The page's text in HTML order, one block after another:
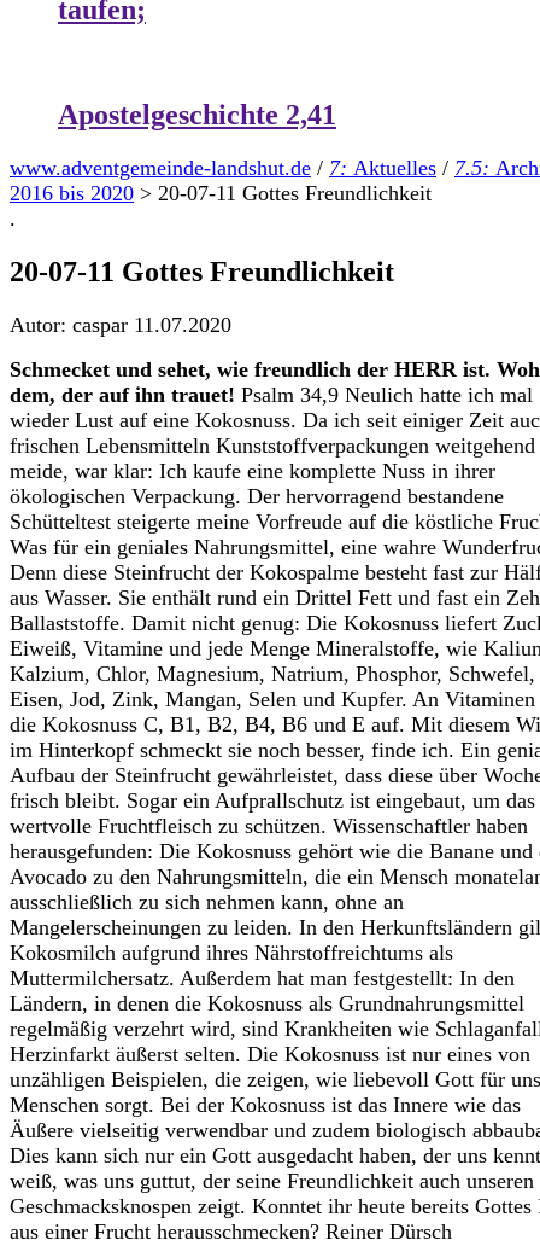
taufen;
Apostelgeschichte 2,41
www.adventgemeinde-landshut.de / 7: Aktuelles / 7.5:
2016 bis 2020 > 20-07-11 Gottes Freundlichkeit
.
20-07-11 Gottes Freundlichkeit
Autor: caspar 11.07.2020
Schmecket und sehet, wie freundlich der HERR ist.
dem, der auf ihn trauet! Psalm 34,9 Neulich hatte ich mal
wieder Lust auf eine Kokosnuss. Da ich seit einiger Zeit
frischen Lebensmitteln Kunststoffverpackungen weitgehend
meide, war klar: Ich kaufe eine komplette Nuss in ihrer
ökologischen Verpackung. Der hervorragend bestandene
Schütteltest steigerte meine Vorfreude auf die köstliche
Was für ein geniales Nahrungsmittel, eine wahre
Denn diese Steinfrucht der Kokospalme besteht fast zur
aus Wasser. Sie enthält rund ein Drittel Fett und fast ein
Ballaststoffe. Damit nicht genug: Die Kokosnuss liefert
Eiweiß, Vitamine und jede Menge Mineralstoffe, wie
Kalzium, Chlor, Magnesium, Natrium, Phosphor, Schwefel,
Eisen, Jod, Zink, Mangan, Selen und Kupfer. An
die Kokosnuss C, B1, B2, B4, B6 und E auf. Mit diesem
im Hinterkopf schmeckt sie noch besser, finde ich. Ein
Aufbau der Steinfrucht gewährleistet, dass diese über
frisch bleibt. Sogar ein Aufprallschutz ist eingebaut, um das
wertvolle Fruchtfleisch zu schützen. Wissenschaftler haben
herausgefunden: Die Kokosnuss gehört wie die Banane und
Avocado zu den Nahrungsmitteln, die ein Mensch
ausschließlich zu sich nehmen kann, ohne an
Mangelerscheinungen zu leiden. In den Herkunftsländern
Kokosmilch aufgrund ihres Nährstoffreichtums als
Muttermilchersatz. Außerdem hat man festgestellt: In den
Ländern, in denen die Kokosnuss als Grundnahrungsmittel
regelmäßig verzehrt wird, sind Krankheiten wie
Herzinfarkt äußerst selten. Die Kokosnuss ist nur eines von
unzähligen Beispielen, die zeigen, wie liebevoll Gott für uns
Menschen sorgt. Bei der Kokosnuss ist das Innere wie das
Äußere vielseitig verwendbar und zudem biologisch
Dies kann sich nur ein Gott ausgedacht haben, der uns
weiß, was uns guttut, der seine Freundlichkeit auch unseren
Geschmacksknospen zeigt. Konntet ihr heute bereits Gottes
aus einer Frucht herausschmecken? Reiner Dürsch